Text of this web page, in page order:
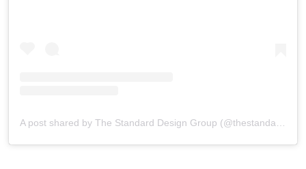
A post shared by The Standard Design Group (@thestandarddesigngroup)